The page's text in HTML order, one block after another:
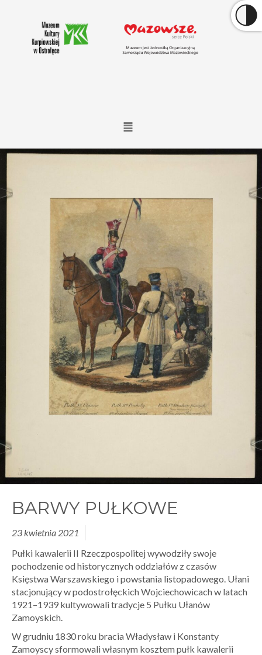
BARWY PUŁKOWE
23 kwietnia 2021
Pułki kawalerii II Rzeczpospolitej wywodziły swoje
pochodzenie od historycznych oddziałów z czasów
Księstwa Warszawskiego i powstania listopadowego. Ułani
stacjonujący w podostrołęckich Wojciechowicach w latach
1921–1939 kultywowali tradycje 5 Pułku Ułanów
Zamoyskich.
W grudniu 1830 roku bracia Władysław i Konstanty
Zamoyscy sformowali własnym kosztem pułk kawalerii